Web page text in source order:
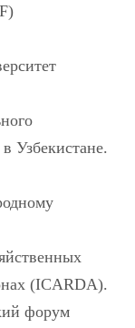
Узбекистане.
(ICARDA).
форум